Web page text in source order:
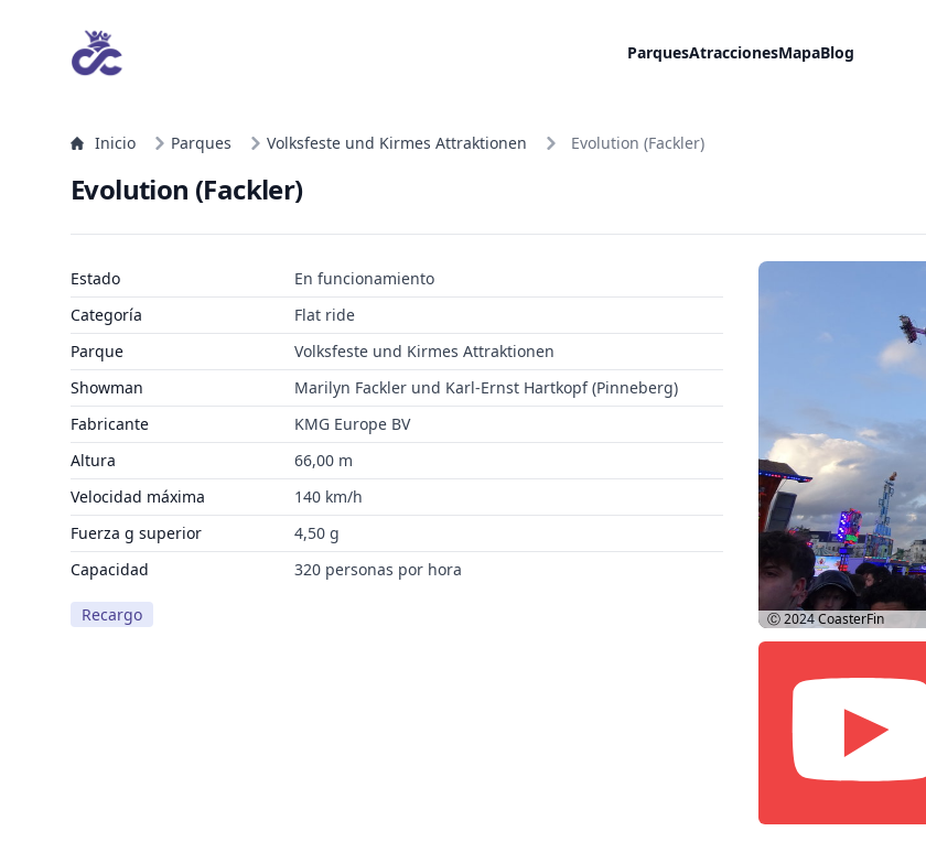
ParquesAtraccionesMapaBlog
Inicio Parques Volksfeste und Kirmes Attraktionen Evolution (Fackler)
Evolution (Fackler)
Estado
En funcionamiento
Categoría
Flat ride
Parque
Volksfeste und Kirmes Attraktionen
Showman
Marilyn Fackler und Karl-Ernst Hartkopf (Pinneberg)
Fabricante
KMG Europe BV
Altura
66,00 m
Velocidad máxima
140 km/h
Fuerza g superior
4,50 g
Capacidad
320 personas por hora
Recargo Ⓒ 2024CoasterFin